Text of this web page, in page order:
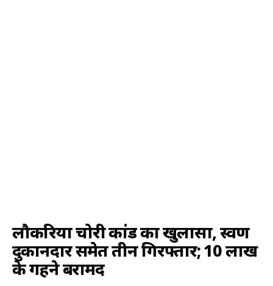
लौकरिया चोरी कांड का खुलासा, स्वर्ण
दुकानदार समेत तीन गिरफ्तार; 10 लाख
के गहने बरामद